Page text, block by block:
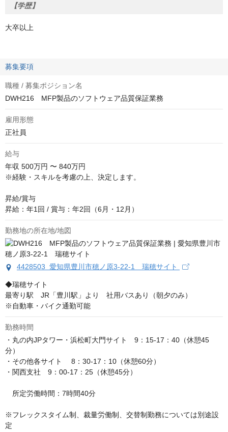
【学歴】
大卒以上
募集要項
職種 / 募集ポジション名
DWH216 MFP製品のソフトウェア品質保証業務
雇用形態
正社員
給与
年収 500万円 〜 840万円
※経験・スキルを考慮の上、決定します。
昇給/賞与
昇給：年1回 / 賞与：年2回（6月・12月）
勤務地の所在地/地図
4428503 愛知県豊川市穂ノ原3-22-1 瑞穂サイト
◆瑞穂サイト
最寄り駅　JR「豊川駅」より　社用バスあり（朝夕のみ）
※自動車・バイク通勤可能
勤務時間
・丸の内JPタワー・浜松町大門サイト　9：15-17：40（休憩45
分）
・その他各サイト 　8：30-17：10（休憩60分）
・関西支社　9：00-17：25（休憩45分）
所定労働時間：7時間40分
※フレックスタイム制、裁量労働制、交替制勤務については別途設
定